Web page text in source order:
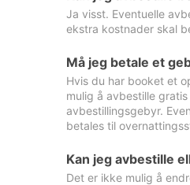
Ja visst. Eventuelle
ekstra kostnader skal
Må jeg betale et
Hvis du har booket et
mulig å avbestille
avbestillingsgebyr.
betales til
Kan jeg avbestille
Det er ikke mulig å